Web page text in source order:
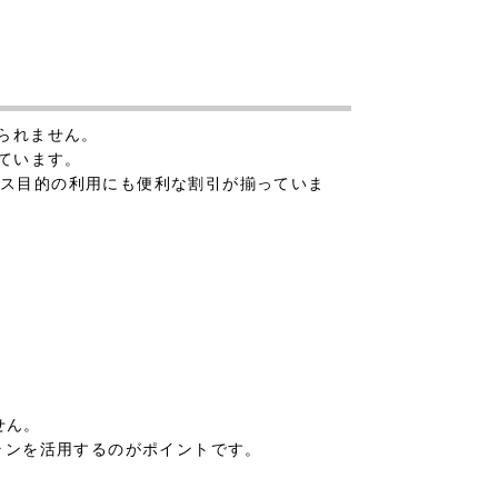
ません。
ます。
目的の利用にも便利な割引が揃っていま
。
を活用するのがポイントです。